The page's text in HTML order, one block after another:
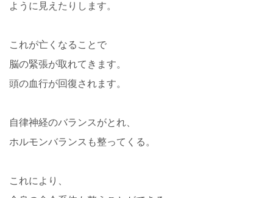
ように見えたりします。
これが亡くなることで
脳の緊張が取れてきます。
頭の血行が回復されます。
自律神経のバランスがとれ、
ホルモンバランスも整ってくる。
これにより、